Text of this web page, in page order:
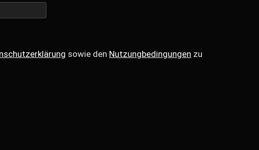
sowie den Nutzungbedingungen zu